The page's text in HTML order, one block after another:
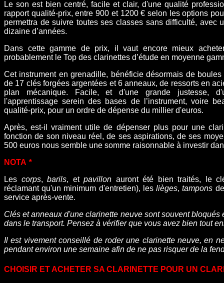
Le son est bien centré, facile et clair, d'une qualité
rapport qualité-prix, entre 900 et 1200 € selon les options
permettra de suivre toutes ses classes sans difficulté, avec
dizaine d’années.
Dans cette gamme de prix, il vaut encore mieux
probablement le Top des clarinettes d’étude en moyenne
Cet instrument en grenadille, bénéficie désormais de
de 17 clés forgées argentées et 6 anneaux, de ressorts en
plan mécanique. Facile, et d'une grande justesse,
l'apprentissage serein des bases de l’instrument, voire
qualité-prix, pour un ordre de dépense du millier d'euros.
Après, est-il vraiment utile de dépenser plus pour une
fonction de son niveau réel, de ses aspirations, de ses
500 euros nous semble une somme raisonnable à investir
NOTA *
Les corps, barils, et pavillon auront été bien traités, le
réclamant qu'un minimum d'entretien), leslièges,tampons
service après-vente.
Clés et anneaux d'une clarinette neuve sont souvent
dans le transport. Pensez à vérifier que vous avez bien tout
Il est vivement conseillé de roder une clarinette neuve, en
pendant environ une semaine afin de ne pas risquer de la
CHOISIR ET ACHETER SA CLARINETTE POUR UN